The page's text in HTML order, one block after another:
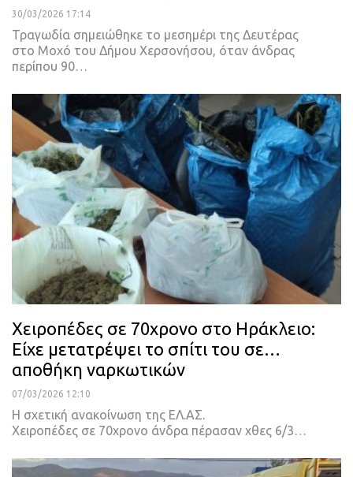
30/03/2026 17:14
Τραγωδία σημειώθηκε το μεσημέρι της Δευτέρας
στο Μοχό του Δήμου Χερσονήσου, όταν άνδρας
περίπου 90…
Χειροπέδες σε 70χρονο στο Ηράκλειο:
Είχε μετατρέψει το σπίτι του σε…
αποθήκη ναρκωτικών
07/03/2026 12:10
Η σχετική ανακοίνωση της ΕΛ.ΑΣ.
Χειροπέδες σε 70χρονο άνδρα πέρασαν χθες 6/3…